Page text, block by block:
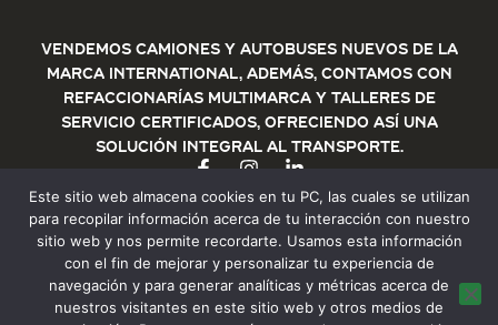
Vendemos Camiones y Autobuses nuevos de la
marca International, además, contamos con
refaccionarías multimarca y talleres de
servicio certificados, ofreciendo así una
solución integral al transporte.
Este sitio web almacena cookies en tu PC, las cuales se utilizan
para recopilar información acerca de tu interacción con nuestro
sitio web y nos permite recordarte. Usamos esta información
con el fin de mejorar y personalizar tu experiencia de
navegación y para generar analíticas y métricas acerca de
nuestros visitantes en este sitio web y otros medios de